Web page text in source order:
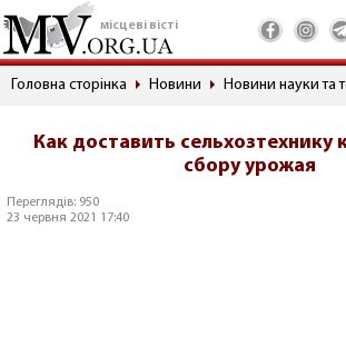
місцеві вісті
Головна сторінка Новини Новини науки та
Как доставить сельхозтехнику
сбору урожая
Переглядів: 950
23 червня 2021 17:40